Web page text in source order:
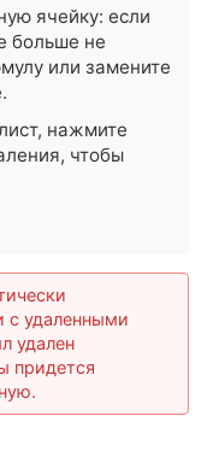
ячейку: если
больше не
или замените
нажмите
чтобы
с удаленными
удален
придется